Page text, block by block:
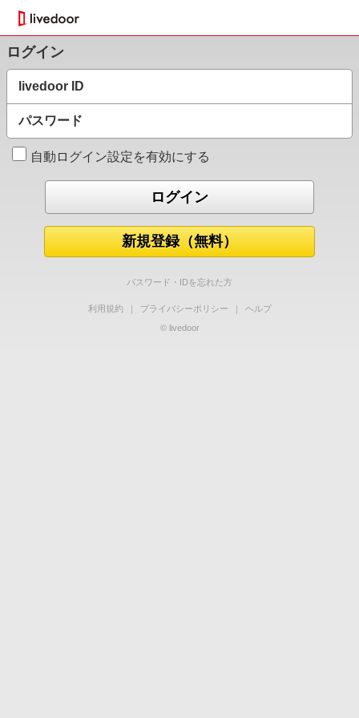
ログイン
livedoor ID
パスワード
自動ログイン設定を有効にする
新規登録（無料）
パスワード・IDを忘れた方
利用規約 ｜ プライバシーポリシー ｜
ヘルプ
© livedoor